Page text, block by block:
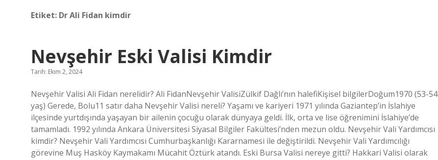
Etiket: Dr Ali Fidan kimdir
Nevşehir Eski Valisi Kimdir
Tarih: Ekim 2, 2024
Nevşehir Valisi Ali Fidan nerelidir? Ali FidanNevşehir ValisiZülkif Dağlı’nın halefiKişisel bilgilerDoğum1970 (53-54
yaş) Gerede, Bolu11 satır daha Nevşehir Valisi nereli? Yaşamı ve kariyeri 1971 yılında Gaziantep’in İslahiye
ilçesinde yurtdışında yaşayan bir ailenin çocuğu olarak dünyaya geldi. İlk, orta ve lise öğrenimini İslahiye’de
tamamladı. 1992 yılında Ankara Üniversitesi Siyasal Bilgiler Fakültesi’nden mezun oldu. Nevşehir Vali Yardımcısı
kimdir? Nevşehir Vali Yardımcısı Cumhurbaşkanlığı Kararnamesi ile değiştirildi. Nevşehir Vali Yardımcılığı
görevine Muş Hasköy Kaymakamı Mücahit Öztürk atandı. Eski Bursa Valisi nereye gitti? Hakkari Valisi olarak